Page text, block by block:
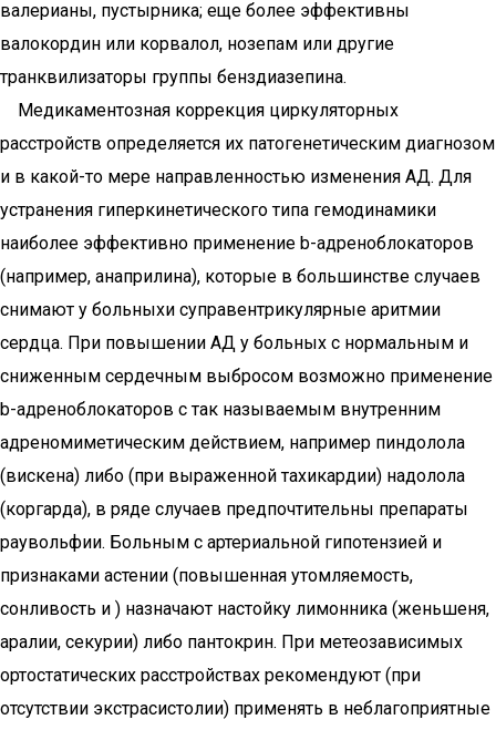
валерианы, пустырника; еще более эффективны
валокордин или корвалол, нозепам или другие
транквилизаторы группы бенздиазепина.
Медикаментозная коррекция циркуляторных
расстройств определяется их патогенетическим диагнозом
и в какой-то мере направленностью изменения АД. Для
устранения гиперкинетического типа гемодинамики
наиболее эффективно применение b-адреноблокаторов
(например, анаприлина), которые в большинстве случаев
снимают у больныхи суправентрикулярные аритмии
сердца. При повышении АД у больных с нормальным и
сниженным сердечным выбросом возможно применение
b-адреноблокаторов с так называемым внутренним
адреномиметическим действием, например пиндолола
(вискена) либо (при выраженной тахикардии) надолола
(коргарда), в ряде случаев предпочтительны препараты
раувольфии. Больным с артериальной гипотензией и
признаками астении (повышенная утомляемость,
сонливость и ) назначают настойку лимонника (женьшеня,
аралии, секурии) либо пантокрин. При метеозависимых
ортостатических расстройствах рекомендуют (при
отсутствии экстрасистолии) применять в неблагоприятные